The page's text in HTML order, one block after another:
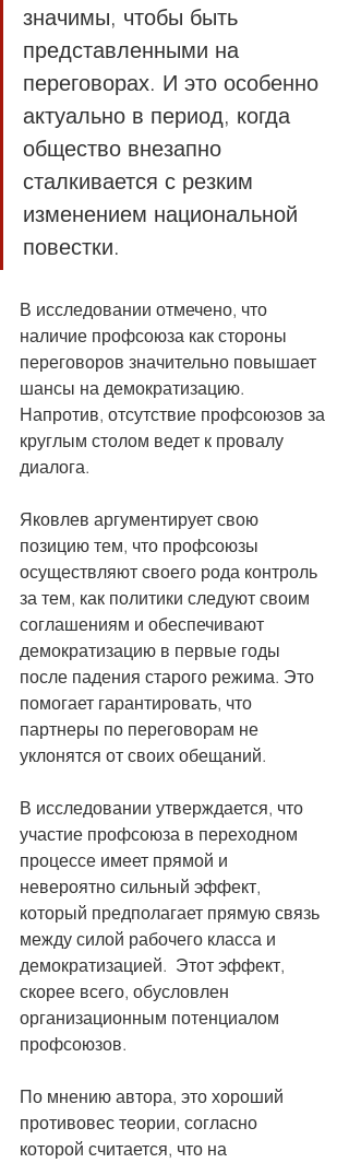
значимы, чтобы быть
представленными на
переговорах. И это особенно
актуально в период, когда
общество внезапно
сталкивается с резким
изменением национальной
повестки.
В исследовании отмечено, что
наличие профсоюза как стороны
переговоров значительно повышает
шансы на демократизацию.
Напротив, отсутствие профсоюзов за
круглым столом ведет к провалу
диалога.
Яковлев аргументирует свою
позицию тем, что профсоюзы
осуществляют своего рода контроль
за тем, как политики следуют своим
соглашениям и обеспечивают
демократизацию в первые годы
после падения старого режима. Это
помогает гарантировать, что
партнеры по переговорам не
уклонятся от своих обещаний.
В исследовании утверждается, что
участие профсоюза в переходном
процессе имеет прямой и
невероятно сильный эффект,
который предполагает прямую связь
между силой рабочего класса и
демократизацией.  Этот эффект,
скорее всего, обусловлен
организационным потенциалом
профсоюзов.
По мнению автора, это хороший
противовес теории, согласно
которой считается, что на